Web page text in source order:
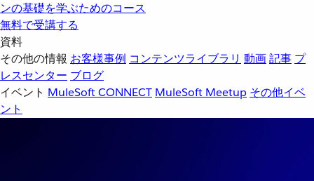
ンの基礎を学ぶためのコース
無料で受講する
資料
その他の情報 お客様事例 コンテンツライブラリ 動画記事 プ
レスセンター ブログ
イベント MuleSoft CONNECT MuleSoft Meetup その他イベ
ント